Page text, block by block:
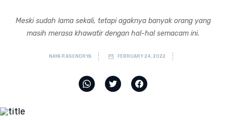
Meski sudah lama sekali, tetapi agaknya banyak orang yang
masih merasa khawatir dengan hal-hal semacam ini.
NAYA RASENDRYA FEBRUARY 24, 2022